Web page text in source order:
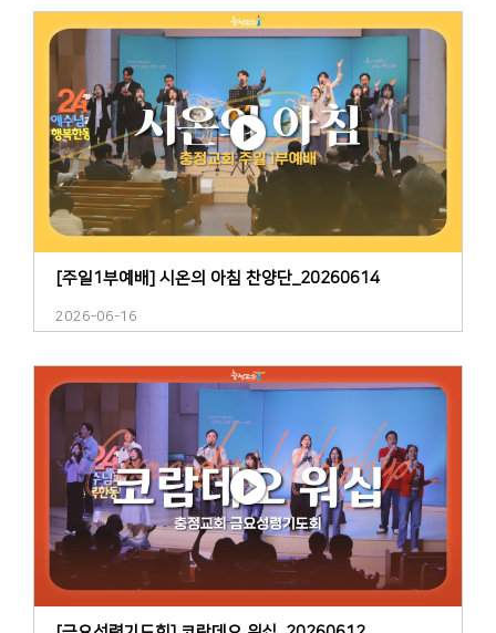
[주일1부예배] 시온의 아침 찬양단_20260614
2026-06-16